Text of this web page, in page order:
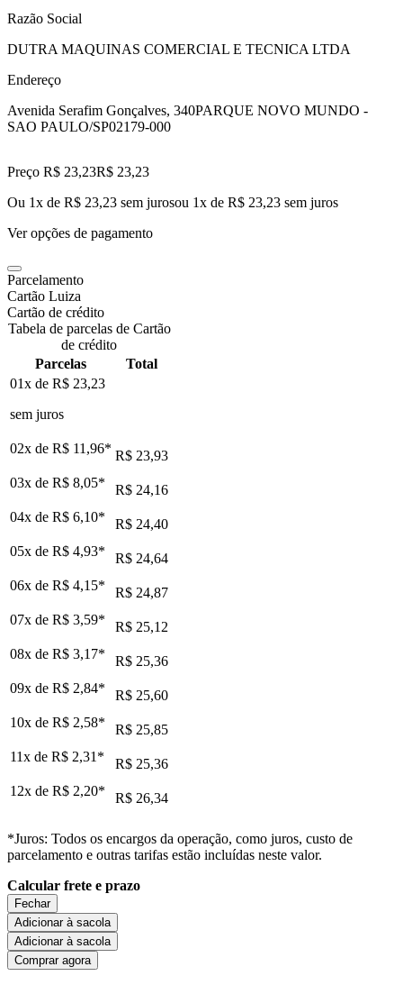
Razão Social
DUTRA MAQUINAS COMERCIAL E TECNICA LTDA
Endereço
Avenida Serafim Gonçalves, 340PARQUE NOVO MUNDO -
SAO PAULO/SP02179-000
Preço R$ 23,23R$ 23,23
Ou 1x de R$ 23,23 sem jurosou 1x de R$ 23,23 sem juros
Ver opções de pagamento
Parcelamento
Cartão Luiza
Cartão de crédito
Tabela de parcelas de Cartão
de crédito
Parcelas
Total
01x de R$ 23,23
sem juros
02x de R$ 11,96* R$ 23,93
03x de R$ 8,05*
R$ 24,16
04x de R$ 6,10*
R$ 24,40
05x de R$ 4,93*
R$ 24,64
06x de R$ 4,15*
R$ 24,87
07x de R$ 3,59*
R$ 25,12
08x de R$ 3,17*
R$ 25,36
09x de R$ 2,84*
R$ 25,60
10x de R$ 2,58*
R$ 25,85
11x de R$ 2,31 *
R$ 25,36
12x de R$ 2,20* R$ 26,34
*Juros: Todos os encargos da operação, como juros, custo de
parcelamento e outras tarifas estão incluídas neste valor.
Calcular frete e prazo
Fechar
Adicionar à sacola
Adicionar à sacola
Comprar agora